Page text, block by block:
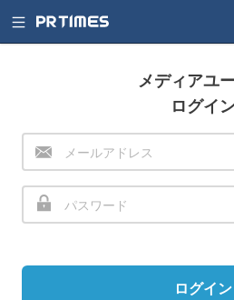
メディアユ
ログイ
ログイン